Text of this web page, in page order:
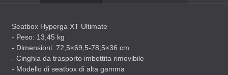
Seatbox Hyperga XT Ultimate
- Peso: 13,45 kg
- Dimensioni: 72,5×69,5-78,5×36 cm
- Cinghia da trasporto imbottita rimovibile
- Modello di seatbox di alta gamma